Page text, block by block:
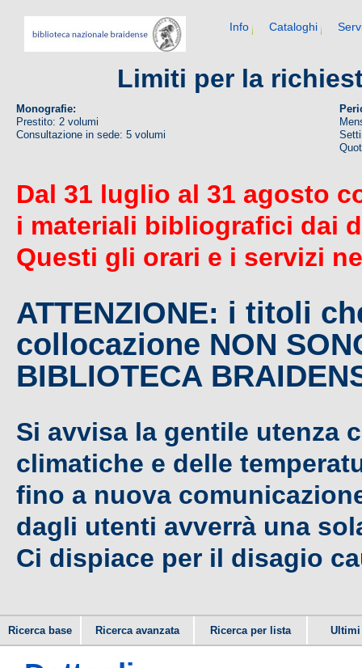
Info Cataloghi
Limiti per la
Monografie:
Prestito: 2 volumi
Consultazione in sede: 5 volumi
Dal 31 luglio al 31 agosto
i materiali bibliografici dai
Questi gli orari e i servizi
ATTENZIONE: i titoli
collocazione NON
BIBLIOTECA
Si avvisa la gentile utenza
climatiche e delle
fino a nuova
dagli utenti avverrà una
Ci dispiace per il disagio
Ricerca base Ricerca avanzata Ricerca per lista